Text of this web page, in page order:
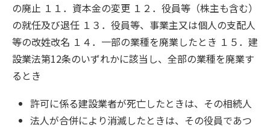
の廃止 １１．資本金の変更 １２．役員等（株主も含む）
の就任及び退任 １３．役員等、事業主又は個人の支配人
等の改姓改名 １４．一部の業種を廃業したとき １５．建
設業法第12条のいずれかに該当し、全部の業種を廃業す
るとき
許可に係る建設業者が死亡したときは、その相続人
法人が合併により消滅したときは、その役員であつ